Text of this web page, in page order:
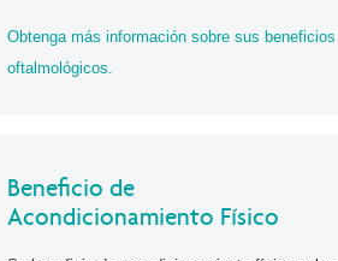
Obtenga más información sobre sus beneficios
oftalmológicos.
Beneficio de
Acondicionamiento Físico